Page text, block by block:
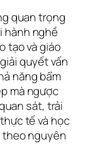
quan trọng
hành nghề
tạo và giáo
quyết vấn
năng bẩm
mà ngược
sát, trải
tế và học
nguyên